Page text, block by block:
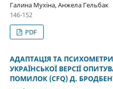
Галина Мухіна, Анжела Гельбак
146-152
PDF
АДАПТАЦІЯ ТА
УКРАЇНСЬКОЇ ВЕРСІЇ
ПОМИЛОК (CFQ) Д.